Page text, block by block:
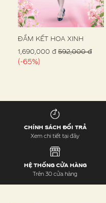
ĐẦM KẾT HOA XINH
1,690,000 đ 592,000 đ
(-65%)
CHÍNH SÁCH ĐỔI TRẢ
Xem chi tiết tại đây
HỆ THỐNG CỬA HÀNG
Trên 30 cửa hàng